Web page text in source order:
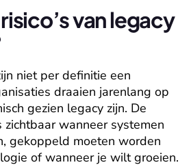
van legacy
niet per definitie een
draaien jarenlang op
gezien legacy zijn. De
wanneer systemen
gekoppeld moeten worden
of wanneer je wilt groeien.